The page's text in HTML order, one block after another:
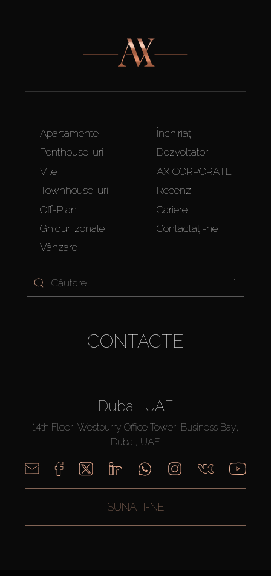
Apartamente
Penthouse-uri
Vile
Townhouse-uri
Off-Plan
Ghiduri zonale
Vânzare
Închiriați
Dezvoltatori
AX CORPORATE
Recenzii
Cariere
Contactați-ne
1
CONTACTE
Dubai, UAE
14th Floor, Westburry Office Tower, Business Bay,
Dubai, UAE
SUNAȚI-NE